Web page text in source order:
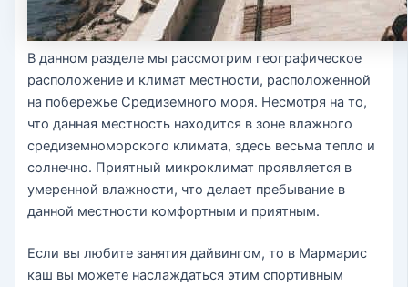
В данном разделе мы рассмотрим географическое
расположение и климат местности, расположенной
на побережье Средиземного моря. Несмотря на то,
что данная местность находится в зоне влажного
средиземноморского климата, здесь весьма тепло и
солнечно. Приятный микроклимат проявляется в
умеренной влажности, что делает пребывание в
данной местности комфортным и приятным.
Если вы любите занятия дайвингом, то в Мармарис
каш вы можете наслаждаться этим спортивным